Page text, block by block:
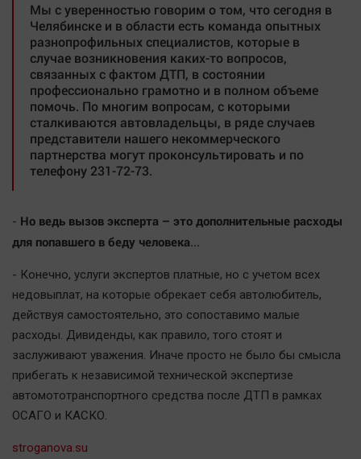
Мы с уверенностью говорим о том, что сегодня в
Челябинске и в области есть команда опытных
разнопрофильных специалистов, которые в
случае возникновения каких-то вопросов,
связанных с фактом ДТП, в состоянии
профессионально грамотно и в полном объеме
помочь. По многим вопросам, с которыми
сталкиваются автовладельцы, в ряде случаев
представители нашего некоммерческого
партнерства могут проконсультировать и по
телефону 231-72-73.
- Но ведь вызов эксперта – это дополнительные расходы
для попавшего в беду человека…
- Конечно, услуги экспертов платные, но с учетом всех
недовыплат, на которые обрекает себя автолюбитель,
действуя самостоятельно, это сопоставимо малые
расходы. Дивиденды, как правило, того стоят и
заслуживают уважения. Иначе просто не было бы смысла
прибегать к независимой технической экспертизе
автомототранспортного средства после ДТП в рамках
ОСАГО и КАСКО.
stroganova.su